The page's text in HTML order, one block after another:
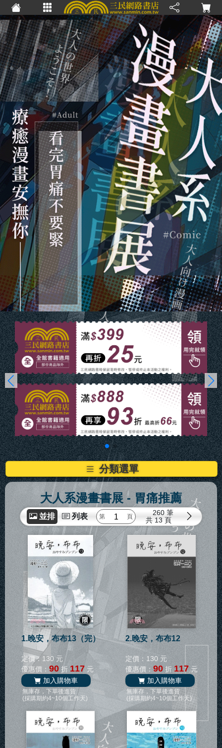
分類選單
大人系漫畫書展 - 胃痛推薦
並排 列表 共
260 筆
13 頁
1.晚安，布布13（完）
定價：130 元
優惠價： 90折 117元
加入購物車
無庫存，下單後進貨
(採購期約4~10個工作天)
2.晚安，布布12
定價：130 元
優惠價： 90 折 117元
加入購物車
無庫存，下單後進貨
(採購期約4~10個工作天)